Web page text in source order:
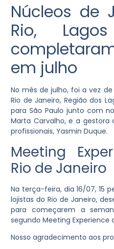
Núcleos de
Rio,
em julho
No mês de julho, foi a vez
Rio de Janeiro, Região dos
para São Paulo junto com
Marta Carvalho, e a
profissionais, Yasmin Duque.
Meeting
Rio de Janeiro
Na terça-feira, dia 16/07, 15
lojistas do Rio de Janeiro,
para começarem a
segundo Meeting Experience
Nosso agradecimento aos